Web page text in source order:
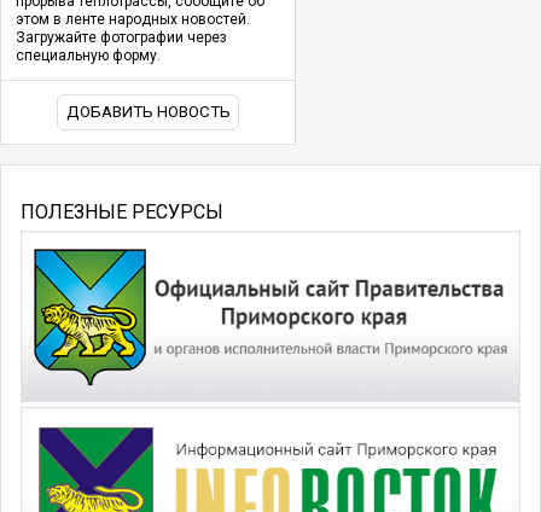
этом в ленте народных новостей.
Загружайте фотографии через
специальную форму.
ДОБАВИТЬ НОВОСТЬ
ПОЛЕЗНЫЕ РЕСУРСЫ